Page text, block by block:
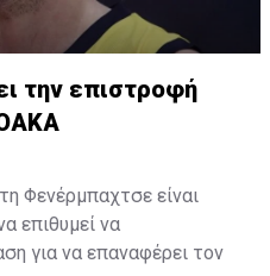
χρονικό διάστημα, όπου
της Βαλένθια ή της
της νέας σεζόν.
την επιστροφή
Φενέρμπαχτσε είναι
επιθυμεί να
για να επαναφέρει τον